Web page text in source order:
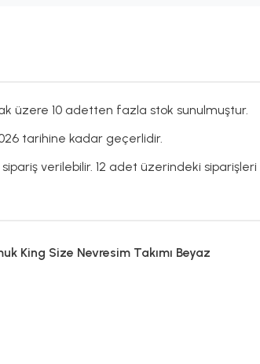
üzere 10 adetten fazla stok sunulmuştur.
tarihine kadar geçerlidir.
verilebilir. 12 adet üzerindeki siparişleri
King Size Nevresim Takımı Beyaz